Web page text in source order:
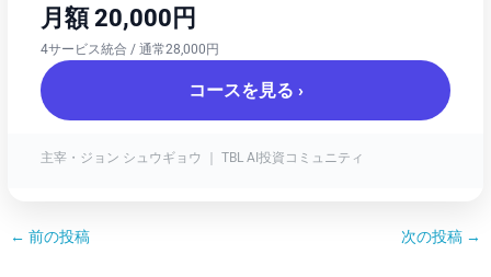
月額 20,000円
4サービス統合 / 通常28,000円
コースを見る ›
主宰・ジョン シュウギョウ ｜ TBL AI投資コミュニティ
← 前の投稿 次の投稿 →